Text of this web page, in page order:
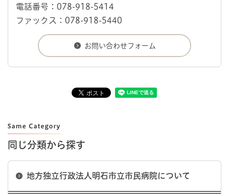
電話番号：078-918-5414
ファックス：078-918-5440
同じ分類から探す
地方独立行政法人明石市立市民病院について